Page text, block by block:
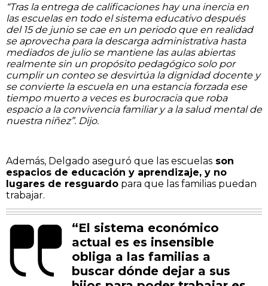
“Tras la entrega de calificaciones hay una inercia en
las escuelas en todo el sistema educativo después
del 15 de junio se cae en un periodo que en realidad
se aprovecha para la descarga administrativa hasta
mediados de julio se mantiene las aulas abiertas
realmente sin un propósito pedagógico solo por
cumplir un conteo se desvirtúa la dignidad docente y
se convierte la escuela en una estancia forzada ese
tiempo muerto a veces es burocracia que roba
espacio a la convivencia familiar y a la salud mental de
nuestra niñez”. Dijo.
Además, Delgado aseguró que las escuelas son
espacios de educación y aprendizaje, y no
lugares de resguardo para que las familias puedan
trabajar.
“El sistema económico
actual es es insensible
obliga a las familias a
buscar dónde dejar a sus